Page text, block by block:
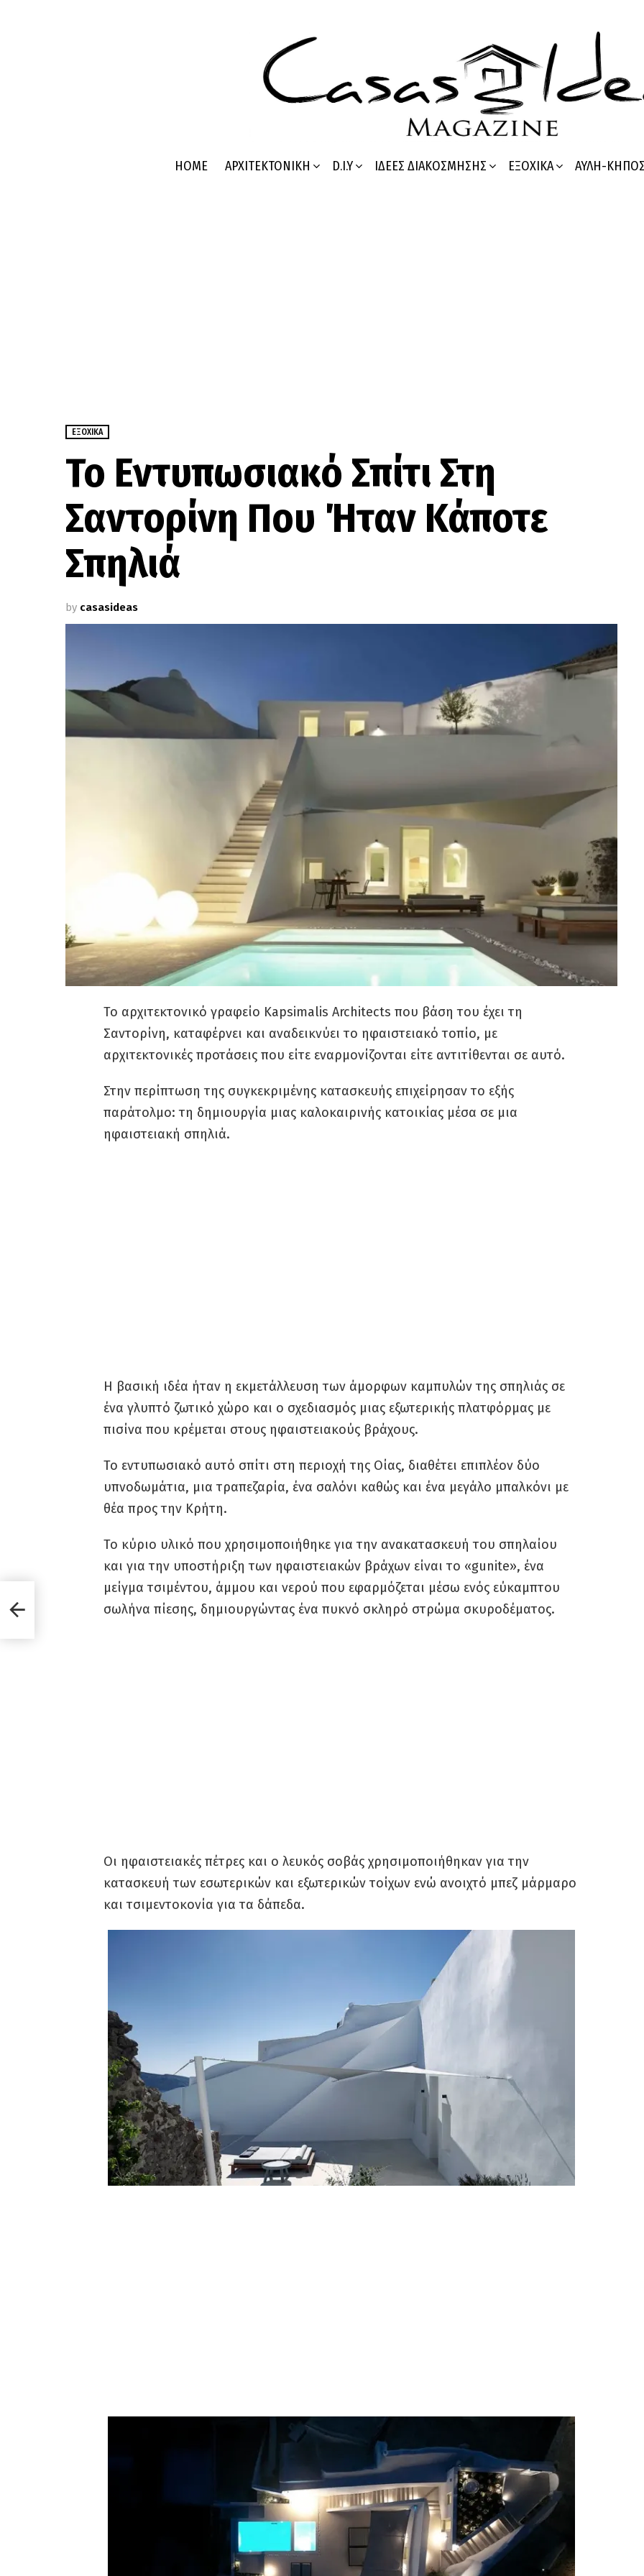
HOME ΑΡΧΙΤΕΚΤΟΝΙΚΉ D.I.Y ΙΔΈΕΣ ΔΙΑΚΌΣΜΗΣΗΣ ΕΞΟΧΙΚΆ ΑΥΛΉ-
ΕΞΟΧΙΚΆ
Το Εντυπωσιακό Σπίτι Στη
Σαντορίνη Που Ήταν Κάποτε
Σπηλιά
by casasideas
Το αρχιτεκτονικό γραφείο Kapsimalis Architects που βάση του έχει τη
Σαντορίνη, καταφέρνει και αναδεικνύει το ηφαιστειακό τοπίο, με
αρχιτεκτονικές προτάσεις που είτε εναρμονίζονται είτε αντιτίθενται σε αυτό.
Στην περίπτωση της συγκεκριμένης κατασκευής επιχείρησαν το εξής
παράτολμο: τη δημιουργία μιας καλοκαιρινής κατοικίας μέσα σε μια
ηφαιστειακή σπηλιά.
Η βασική ιδέα ήταν η εκμετάλλευση των άμορφων καμπυλών της σπηλιάς σε
ένα γλυπτό ζωτικό χώρο και ο σχεδιασμός μιας εξωτερικής πλατφόρμας με
πισίνα που κρέμεται στους ηφαιστειακούς βράχους.
Το εντυπωσιακό αυτό σπίτι στη περιοχή της Οίας, διαθέτει επιπλέον δύο
υπνοδωμάτια, μια τραπεζαρία, ένα σαλόνι καθώς και ένα μεγάλο μπαλκόνι με
θέα προς την Κρήτη.
Το κύριο υλικό που χρησιμοποιήθηκε για την ανακατασκευή του σπηλαίου
και για την υποστήριξη των ηφαιστειακών βράχων είναι το «gunite», ένα
μείγμα τσιμέντου, άμμου και νερού που εφαρμόζεται μέσω ενός εύκαμπτου
σωλήνα πίεσης, δημιουργώντας ένα πυκνό σκληρό στρώμα σκυροδέματος.
Οι ηφαιστειακές πέτρες και ο λευκός σοβάς χρησιμοποιήθηκαν για την
κατασκευή των εσωτερικών και εξωτερικών τοίχων ενώ ανοιχτό μπεζ μάρμαρο
και τσιμεντοκονία για τα δάπεδα.